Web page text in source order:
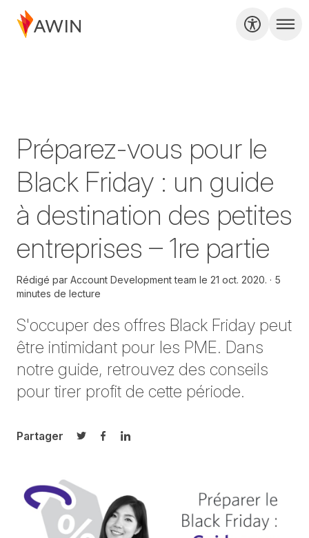
Préparez-vous pour le
Black Friday : un guide
à destination des petites
entreprises – 1re partie
Rédigé par Account Development team le 21 oct. 2020.
5
minutes de lecture
S'occuper des offres Black Friday peut
être intimidant pour les PME. Dans
notre guide, retrouvez des conseils
pour tirer profit de cette période.
Partager
Partager sur Twitter
Partager sur Facebook
Partager sur LinkedIn